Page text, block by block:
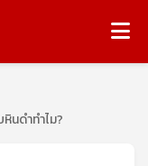
นดำทำไม?